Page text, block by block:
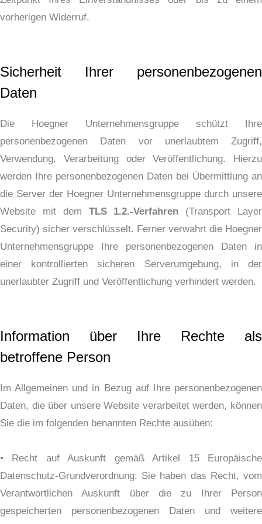
vorherigen Widerruf.
Sicherheit Ihrer personenbezogenen
Daten
Die Hoegner Unternehmensgruppe schützt Ihre
personenbezogenen Daten vor unerlaubtem Zugriff,
Verwendung, Verarbeitung oder Veröffentlichung. Hierzu
werden Ihre personenbezogenen Daten bei Übermittlung an
die Server der Hoegner Unternehmensgruppe durch unsere
Website mit dem TLS 1.2.-Verfahren (Transport Layer
Security) sicher verschlüsselt. Ferner verwahrt die Hoegner
Unternehmensgruppe Ihre personenbezogenen Daten in
einer kontrollierten sicheren Serverumgebung, in der
unerlaubter Zugriff und Veröffentlichung verhindert werden.
Information über Ihre Rechte als
betroffene Person
Im Allgemeinen und in Bezug auf Ihre personenbezogenen
Daten, die über unsere Website verarbeitet werden, können
Sie die im folgenden benannten Rechte ausüben:
• Recht auf Auskunft gemäß Artikel 15 Europäische
Datenschutz-Grundverordnung: Sie haben das Recht, vom
Verantwortlichen Auskunft über die zu Ihrer Person
gespeicherten personenbezogenen Daten und weitere